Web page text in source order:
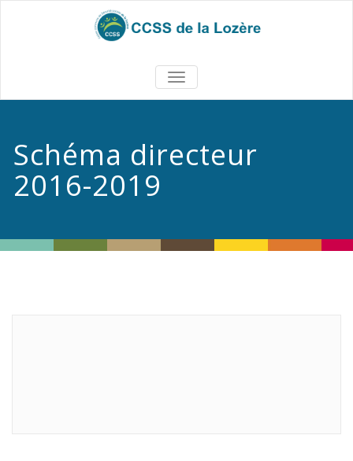
TOGGLE
NAVIGATION
Schéma directeur
2016-2019